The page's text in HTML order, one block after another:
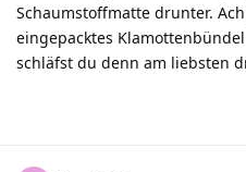
Schaumstoffmatte drunter.
eingepacktes
schläfst du denn am liebsten